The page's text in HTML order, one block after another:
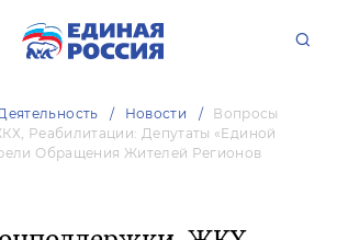
Новости
Вопросы
Реабилитации: Депутаты «Единой
Обращения Жителей Регионов